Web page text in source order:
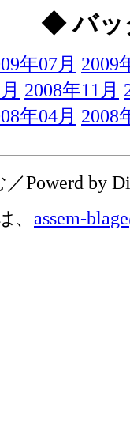
◆ バッ
年07月 2009
2008年11月
年04月 2008
Powerd by
、 assem-